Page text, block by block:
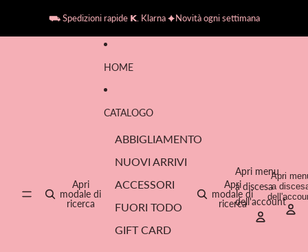
⛟ Spedizioni rapide 𝗞. Klarna ✦Novità ogni settimana
Apri
modale di
ricerca
HOME
CATALOGO
ABBIGLIAMENTO
NUOVI ARRIVI
ACCESSORI
FUORI TODO
GIFT CARD
Apri
modale di
ricerca
Apri menu
a discesa
dell'account
Apri
a